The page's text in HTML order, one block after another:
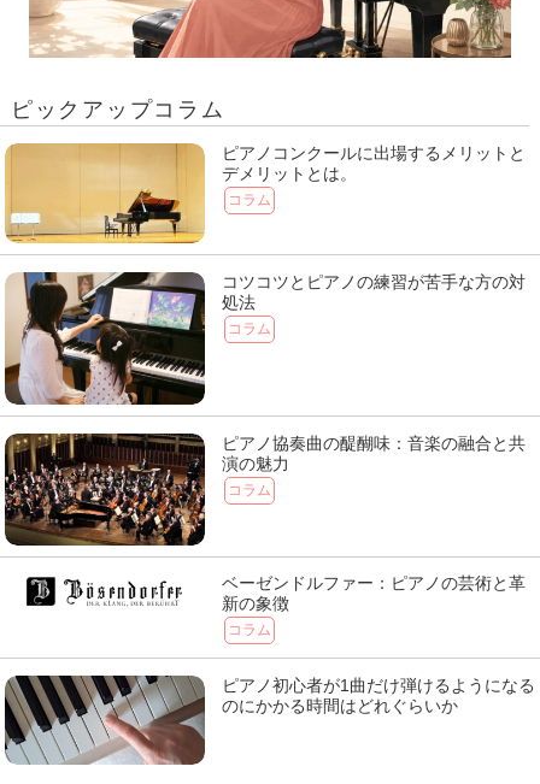
ピックアップコラム
ピアノコンクールに出場するメリットと
デメリットとは。
コラム
コツコツとピアノの練習が苦手な方の対
処法
コラム
ピアノ協奏曲の醍醐味：音楽の融合と共
演の魅力
コラム
ベーゼンドルファー：ピアノの芸術と革
新の象徴
コラム
ピアノ初心者が1曲だけ弾けるようになる
のにかかる時間はどれぐらいか